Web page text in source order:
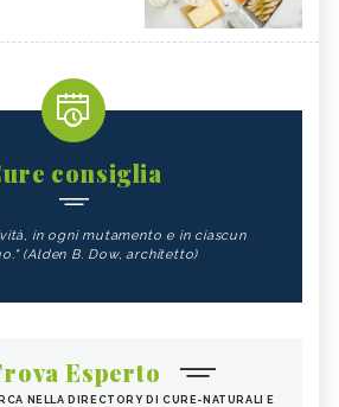
consiglia
in ogni mutamento e in ciascun
(Alden B. Dow, architetto)
Esperto
NELLA DIRECTORY DI CURE-NATURALI E